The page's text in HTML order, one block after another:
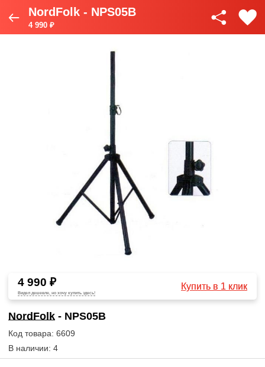
NordFolk - NPS05B
4 990 ₽
4 990 ₽
Видел дешевле, но хочу купить здесь!
Купить в 1 клик
NordFolk - NPS05B
Код товара: 6609
В наличии: 4